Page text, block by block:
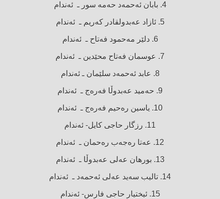
4. بابان ئەحمەد حەمە سور ـ ئەندام
5. ئازاد عەبدولقادر كەریم ـ ئەندام
6. دلێر مەحمود فەتاح ـ ئەندام
7. عوسمان فەتاح محێدین ـ ئەندام
8. عابد ئەحمەد سلێمان ـ ئەندام
9. حەمید عەبدوڵا فەرەج ـ ئەندام
10. یاسین رەحیم فەرەج ـ ئەندام
11. رزگار حاجی كایل- ئەندام
12. عەتا رەجەب رەحمان ـ ئەندام
13. بورهان عەلی عەبدوڵا ـ ئەندام
14. تالیب سەید عەلی ئەحمەد ـ ئەندام
15. ئیختیار حاجی فارس- ئەندام